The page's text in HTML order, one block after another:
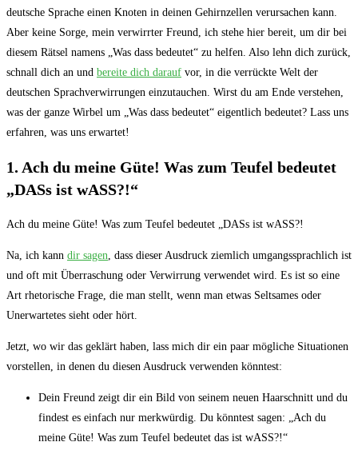
deutsche Sprache ⁤einen Knoten in deinen Gehirnzellen verursachen kann.
⁤Aber⁣ keine Sorge, mein‌ verwirrter Freund, ich stehe hier bereit, um dir bei
diesem Rätsel namens „Was dass bedeutet“⁢ zu helfen. Also lehn dich zurück,‍
schnall ​dich an und bereite dich⁣ darauf vor, in ⁢die verrückte Welt der
deutschen Sprachverwirrungen einzutauchen. Wirst du am Ende verstehen,
was der ganze Wirbel um „Was dass bedeutet“ eigentlich bedeutet? ⁢Lass uns​
erfahren, was uns erwartet!
1. ⁣Ach du meine Güte! Was zum Teufel bedeutet
„DASs ist ‌wASS?!“
Ach du meine Güte! Was zum ⁢Teufel bedeutet „DASs ist wASS?!
Na, ich kann dir sagen , dass dieser Ausdruck ziemlich⁢ umgangssprachlich ​ist
und oft ‍mit Überraschung oder Verwirrung verwendet wird. Es ist so eine
Art rhetorische Frage, die man⁣ stellt, wenn‌ man etwas Seltsames oder
Unerwartetes sieht oder hört.
Jetzt, wo wir ⁢das geklärt haben, lass⁢ mich dir ein ⁣paar‍ mögliche Situationen
vorstellen, in denen du diesen Ausdruck ​verwenden könntest:
Dein Freund zeigt dir ⁣ein Bild von⁣ seinem neuen ⁣Haarschnitt und ⁢du
findest es einfach nur merkwürdig. Du könntest sagen: „Ach du
meine Güte! Was zum Teufel bedeutet das ‍ist wASS?!“